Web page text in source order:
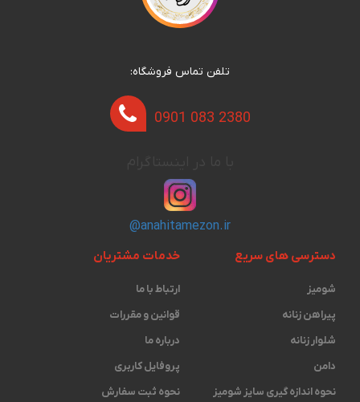
تلفن تماس فروشگاه:
0901 083 2380
@anahitamezon.ir
دسترسی های سریع
شومیز
پیراهن زنانه
شلوار زنانه
دامن
نحوه اندازه گیری ‫سایز شومیز
خدمات مشتریان
ارتباط با ما
قوانین و مقررات
درباره ما
پروفایل کاربری
نحوه ثبت سفارش